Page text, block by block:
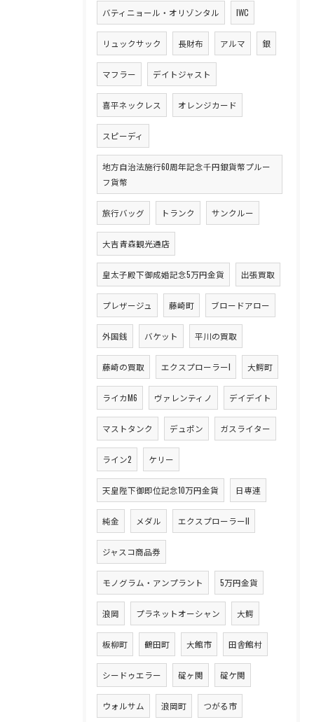
バティニョール・オリゾンタル IWC
リュックサック 長財布 アルマ 銀
マフラー デイトジャスト
喜平ネックレス オレンジカード
スピーディ
地方自治法施行60周年記念千円銀貨幣プルー
フ貨幣
旅行バッグ トランク サンクルー
大吉青森観光通店
皇太子殿下御成婚記念5万円金貨 出張買取
プレザージュ 藤崎町 ブロードアロー
外国銭 バケット 平川の買取
藤崎の買取 エクスプローラーI 大鰐町
ライカM6 ヴァレンティノ デイデイト
マストタンク デュポン ガスライター
ライン2 ケリー
天皇陛下御即位記念10万円金貨 日専連
純金 メダル エクスプローラーII
ジャスコ商品券
モノグラム・アンプラント 5万円金貨
浪岡 プラネットオーシャン 大鰐
板柳町 鶴田町 大館市 田舎館村
シードゥエラー 碇ヶ関 碇ケ関
ウォルサム 浪岡町 つがる市